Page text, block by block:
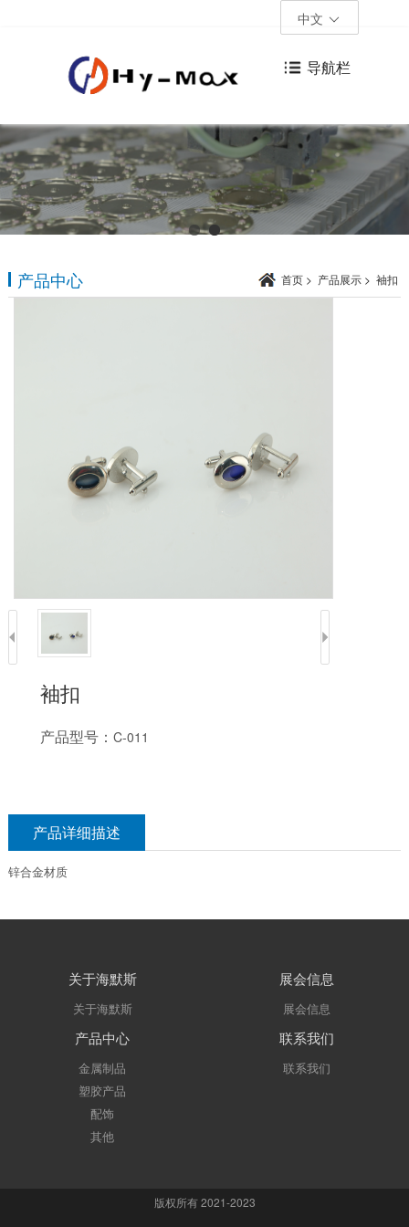
中文
导航栏
产品中心 首页 > 产品展示 > 袖扣
袖扣
产品型号：C-011
产品详细描述
锌合金材质
关于海默斯
关于海默斯
展会信息
展会信息
产品中心
金属制品
塑胶产品
配饰
其他
联系我们
联系我们
版权所有 2021-2023